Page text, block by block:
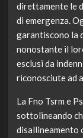
direttamente le
di emergenza.
garantiscono la
nonostante il
esclusi da
riconosciute ad
La Fno Tsrm e
sottolineando
disallineamento